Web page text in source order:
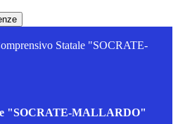
Statale "SOCRATE-
"SOCRATE-MALLARDO"